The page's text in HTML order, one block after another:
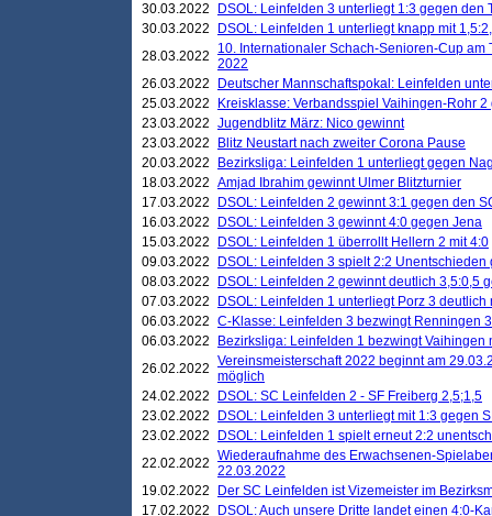
30.03.2022
DSOL: Leinfelden 3 unterliegt 1:3 gegen den
30.03.2022
DSOL: Leinfelden 1 unterliegt knapp mit
28.03.2022
10. Internationaler Schach-Senioren-Cup am
2022
26.03.2022
Deutscher Mannschaftspokal: Leinfelden
25.03.2022
Kreisklasse: Verbandsspiel Vaihingen-Rohr
23.03.2022 Jugendblitz März: Nico gewinnt
23.03.2022
Blitz Neustart nach zweiter Corona Pause
20.03.2022
Bezirksliga: Leinfelden 1 unterliegt gegen
18.03.2022 Amjad Ibrahim gewinnt Ulmer Blitzturnier
17.03.2022
DSOL: Leinfelden 2 gewinnt 3:1 gegen den
16.03.2022
DSOL: Leinfelden 3 gewinnt 4:0 gegen Jena
15.03.2022
DSOL: Leinfelden 1 überrollt Hellern 2 mit 4:0
09.03.2022
DSOL: Leinfelden 3 spielt 2:2 Unentschieden
08.03.2022
DSOL: Leinfelden 2 gewinnt deutlich 3,5:0,5
07.03.2022
DSOL: Leinfelden 1 unterliegt Porz 3 deutlich
06.03.2022 C-Klasse: Leinfelden 3 bezwingt Renningen
06.03.2022
Bezirksliga: Leinfelden 1 bezwingt Vaihingen
26.02.2022 Vereinsmeisterschaft 2022 beginnt am
möglich
24.02.2022
DSOL: SC Leinfelden 2 - SF Freiberg 2,5;1,5
23.02.2022
DSOL: Leinfelden 3 unterliegt mit 1:3 gegen
23.02.2022
DSOL: Leinfelden 1 spielt erneut 2:2
22.02.2022 Wiederaufnahme des Erwachsenen-
22.03.2022
19.02.2022
Der SC Leinfelden ist Vizemeister im
17.02.2022
DSOL: Auch unsere Dritte landet einen 4:0-